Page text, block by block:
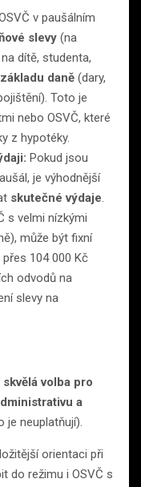
v paušálním
slevy (na
dítě, studenta,
daně (dary,
Toto je
nebo OSVČ, které
z hypotéky.
Pokud jsou
je výhodnější
skutečné výdaje.
s velmi nízkými
může být fixní
104 000 Kč
odvodů na
slevy na
skvělá volba pro
a
je neuplatňují).
orientaci při
do režimu i OSVČ s